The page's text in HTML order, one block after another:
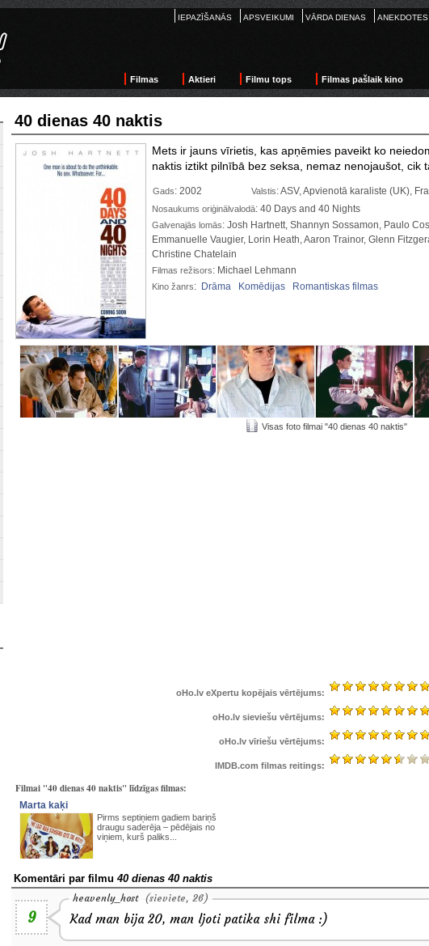
IEPAZĪŠANĀS APSVEIKUMI VĀRDA DIENAS ANEKDOTES
Filmas Aktieri Filmu tops Filmas pašlaik kino
40 dienas 40 naktis
Mets ir jauns vīrietis, kas apņēmies paveikt ko
naktis iztikt pilnībā bez seksa, nemaz nenojaušot, cik
Gads: 2002 Valstis: ASV, Apvienotā karaliste (UK),
Nosaukums oriģinālvalodā: 40 Days and 40 Nights
Galvenajās lomās: Josh Hartnett, Shannyn Sossamon, Paulo
Emmanuelle Vaugier, Lorin Heath, Aaron Trainor, Glenn
Christine Chatelain
Filmas režisors: Michael Lehmann
Kino žanrs: Drāma Komēdijas Romantiskas filmas
Visas foto filmai "40 dienas 40 naktis"
oHo.lv eXpertu kopējais vērtējums:
oHo.lv sieviešu vērtējums:
oHo.lv vīriešu vērtējums:
IMDB.com filmas reitings:
Filmai "40 dienas 40 naktis" līdzīgas filmas:
Marta kaķi
Pirms septiņiem gadiem bariņš
draugu saderēja – pēdējais no
viņiem, kurš paliks...
Komentāri par filmu 40 dienas 40 naktis
9
heavenly_host (sieviete, 26)
Kad man bija 20, man ljoti patika shi filma :)